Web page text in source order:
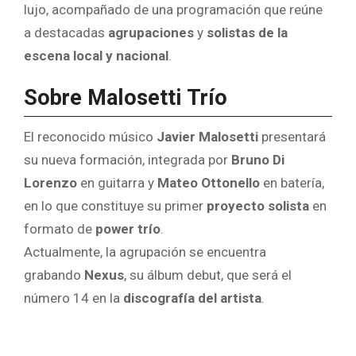
lujo, acompañado de una programación que reúne
a destacadas agrupaciones y solistas de la
escena local y nacional
Sobre Malosetti Trío
El reconocido músico Javier Malosetti presentará
su nueva formación, integrada por Bruno Di
Lorenzo en guitarra y Mateo Ottonello en batería,
en lo que constituye su primer proyecto solista en
formato de power trío
Actualmente, la agrupación se encuentra
grabando Nexus, su álbum debut, que será el
número 14 en la discografía del artista